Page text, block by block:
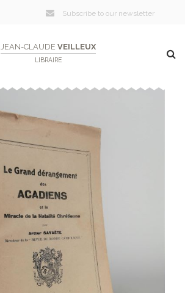
Subscribe to our newsletter
JEAN-CLAUDE VEILLEUX
LIBRAIRE